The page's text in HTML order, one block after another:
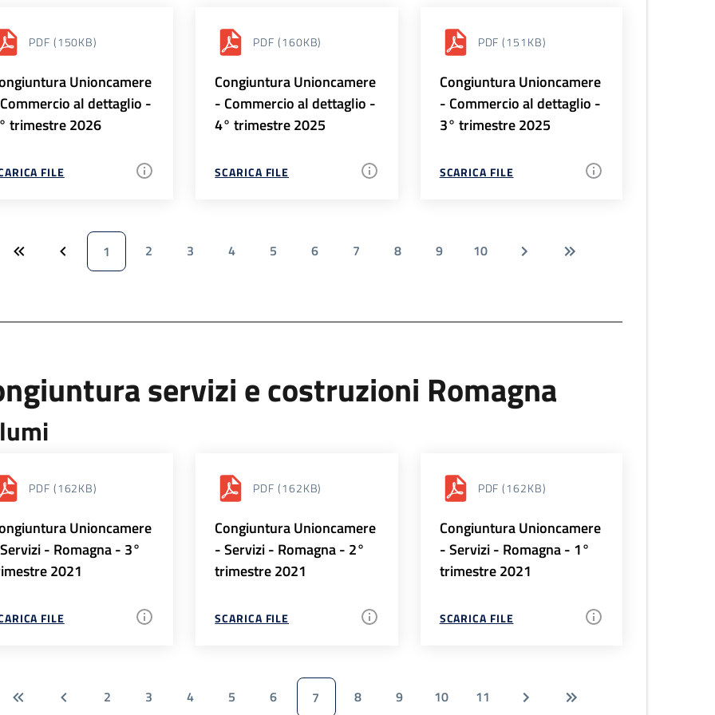
PDF (150KB)
Unioncamere
al dettaglio -
trimestre 2026
FILE
PDF (160KB)
Congiuntura Unioncamere
- Commercio al dettaglio -
4° trimestre 2025
SCARICA FILE
PDF (151KB)
Congiuntura Unioncamere
- Commercio al dettaglio -
3° trimestre 2025
SCARICA FILE
1 2 3 4 5 6 7 8 9 10
servizi e costruzioni Romagna
PDF (162KB)
Unioncamere
- Romagna - 3°
2021
FILE
PDF (162KB)
Congiuntura Unioncamere
- Servizi - Romagna - 2°
trimestre 2021
SCARICA FILE
PDF (162KB)
Congiuntura Unioncamere
- Servizi - Romagna - 1°
trimestre 2021
SCARICA FILE
2 3 4 5 6 7 8 9 10 11